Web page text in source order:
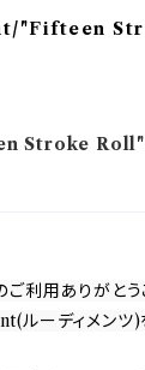
"Fifteen
Stroke
利用ありがとう
ルーディメンツ)